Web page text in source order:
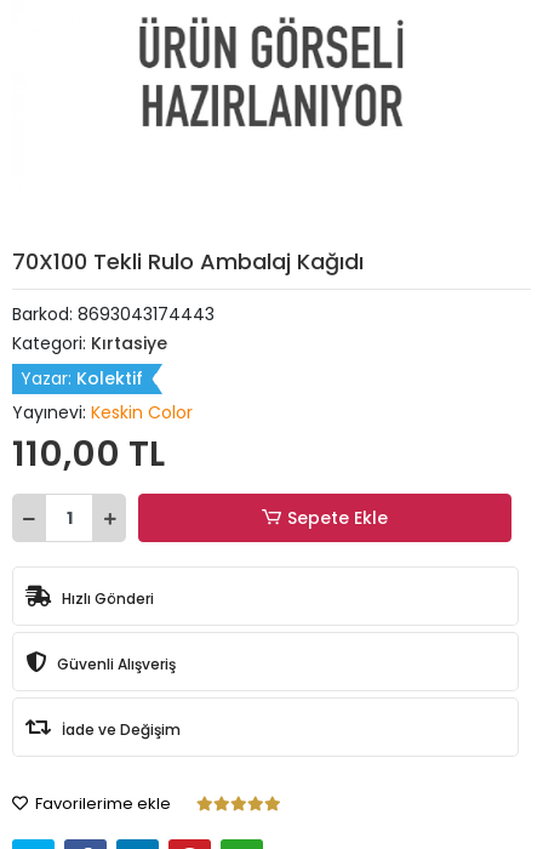
70X100 Tekli Rulo Ambalaj Kağıdı
Barkod: 8693043174443
Kategori: Kırtasiye
Yazar: Kolektif
Yayınevi: Keskin Color
110,00 TL
Sepete Ekle
Hızlı Gönderi
Güvenli Alışveriş
İade ve Değişim
Favorilerime ekle